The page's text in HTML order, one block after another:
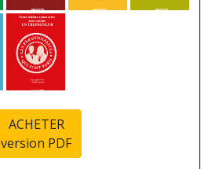
ACHETER
version PDF